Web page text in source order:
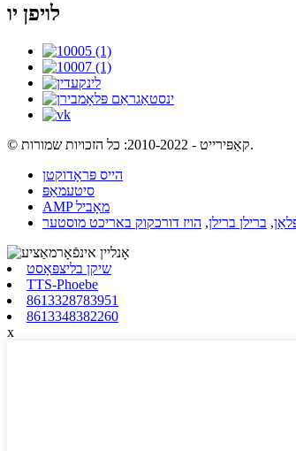
לויפן יו
© קאַפּירייט - 2010-2022: כל הזכויות שמורות.
הייס פּראָדוקטן
סיטעמאַפּ
AMP מאָביל
, ברילן ברילן, הויז דורכקוק באריכט מוסטער
שיקן בליצפּאָסט
TTS-Phoebe
8613328783951
8613348382260
x